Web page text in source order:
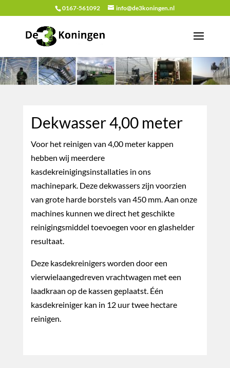
0167-561092 info@de3koningen.nl
Dekwasser 4,00 meter
Voor het reinigen van 4,00 meter kappen
hebben wij meerdere
kasdekreinigingsinstallaties in ons
machinepark. Deze dekwassers zijn voorzien
van grote harde borstels van 450 mm. Aan onze
machines kunnen we direct het geschikte
reinigingsmiddel toevoegen voor en glashelder
resultaat.
Deze kasdekreinigers worden door een
vierwielaangedreven vrachtwagen met een
laadkraan op de kassen geplaatst. Één
kasdekreiniger kan in 12 uur twee hectare
reinigen.